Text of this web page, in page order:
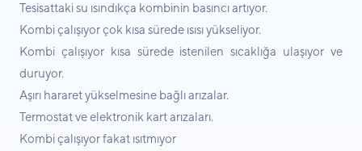
Tesisattaki su ısındıkça kombinin basıncı artıyor.
Kombi çalışıyor çok kısa sürede ısısı yükseliyor.
Kombi çalışıyor kısa sürede istenilen sıcaklığa ulaşıyor ve
duruyor.
Aşırı hararet yükselmesine bağlı arızalar.
Termostat ve elektronik kart arızaları.
Kombi çalışıyor fakat ısıtmıyor